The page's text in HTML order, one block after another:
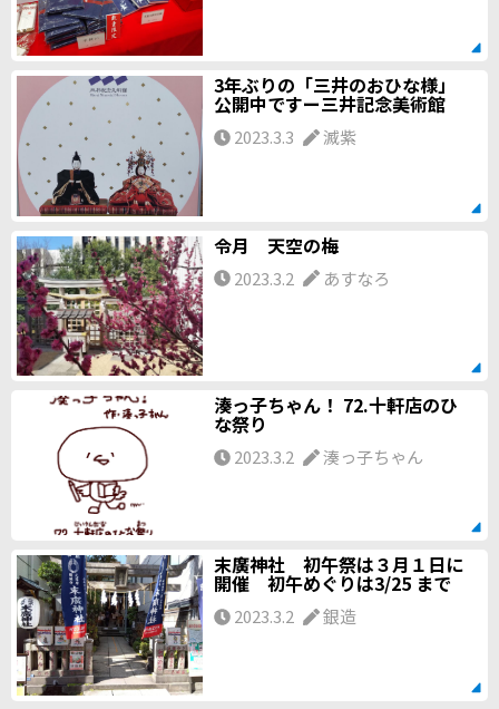
3年ぶりの「三井のおひな様」
公開中ですー三井記念美術館
2023.3.3 滅紫
令月 天空の梅
2023.3.2 あすなろ
湊っ子ちゃん！ 72.十軒店のひ
な祭り
2023.3.2 湊っ子ちゃん
末廣神社 初午祭は３月１日に
開催 初午めぐりは3/25 まで
2023.3.2 銀造